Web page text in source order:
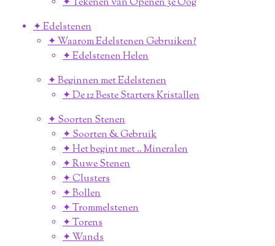
✦ Tekenen van Openen 3e Oog
✦ Edelstenen
✦ Waarom Edelstenen Gebruiken?
✦ Edelstenen Helen
✦ Beginnen met Edelstenen
✦ De 12 Beste Starters Kristallen
✦ Soorten Stenen
✦ Soorten & Gebruik
✦ Het begint met .. Mineralen
✦ Ruwe Stenen
✦ Clusters
✦ Bollen
✦ Trommelstenen
✦ Torens
✦ Wands